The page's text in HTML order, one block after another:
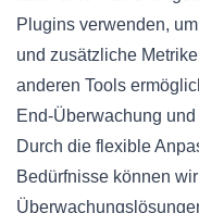
Plugins verwenden,
und zusätzliche
anderen Tools
End-Überwachung
Durch die flexible
Bedürfnisse können